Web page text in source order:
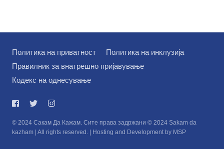
Политика на приватност
Политика на инклузија
Правилник за внатрешно пријавување
Кодекс на однесување
© 2024 Сакам Да Кажам. Сите права задржани © 2024 Sakam da
kazham | All rights reserved. | Hosting and Development by MSP